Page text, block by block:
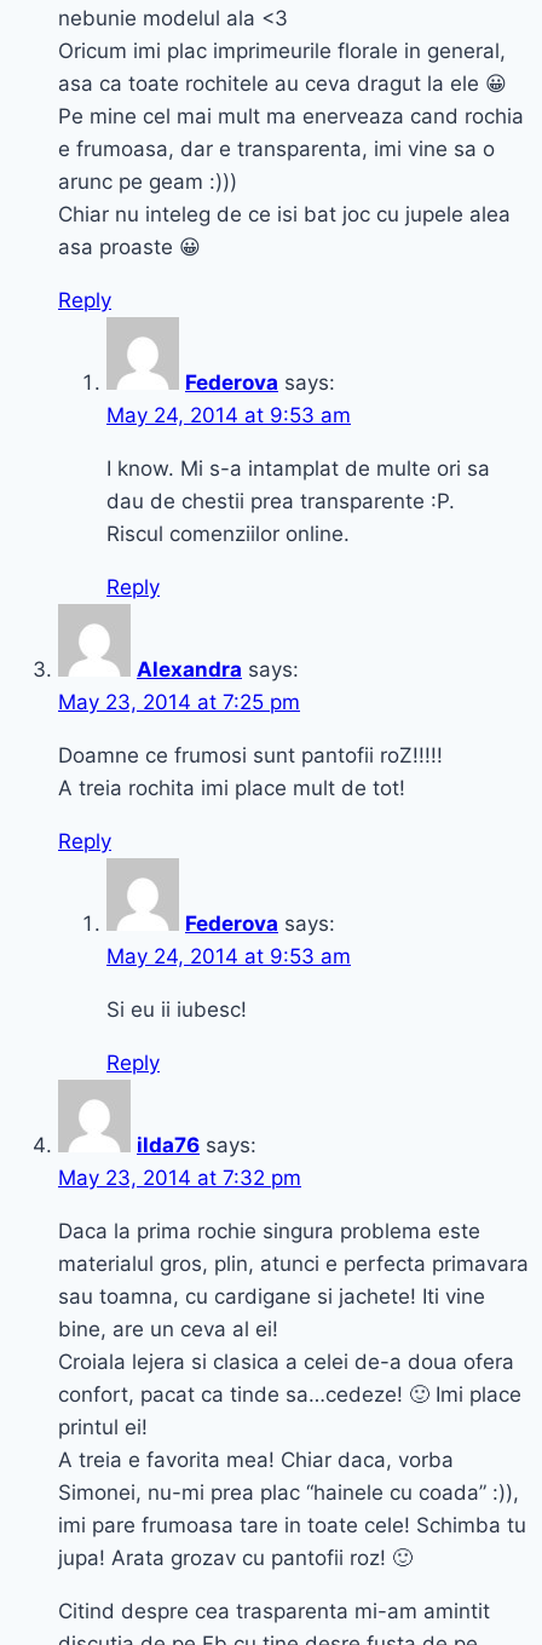
nebunie modelul ala <3
Oricum imi plac imprimeurile florale in general,
asa ca toate rochitele au ceva dragut la ele 😀
Pe mine cel mai mult ma enerveaza cand rochia
e frumoasa, dar e transparenta, imi vine sa o
arunc pe geam :)))
Chiar nu inteleg de ce isi bat joc cu jupele alea
asa proaste 😀
Reply
Federova says:
May 24, 2014 at 9:53 am
I know. Mi s-a intamplat de multe ori sa
dau de chestii prea transparente :P.
Riscul comenziilor online.
Reply
Alexandra says:
May 23, 2014 at 7:25 pm
Doamne ce frumosi sunt pantofii roZ!!!!!
A treia rochita imi place mult de tot!
Reply
Federova says:
May 24, 2014 at 9:53 am
Si eu ii iubesc!
Reply
ilda76 says:
May 23, 2014 at 7:32 pm
Daca la prima rochie singura problema este
materialul gros, plin, atunci e perfecta primavara
sau toamna, cu cardigane si jachete! Iti vine
bine, are un ceva al ei!
Croiala lejera si clasica a celei de-a doua ofera
confort, pacat ca tinde sa…cedeze! 🙂 Imi place
printul ei!
A treia e favorita mea! Chiar daca, vorba
Simonei, nu-mi prea plac “hainele cu coada” :)),
imi pare frumoasa tare in toate cele! Schimba tu
jupa! Arata grozav cu pantofii roz! 🙂
Citind despre cea trasparenta mi-am amintit